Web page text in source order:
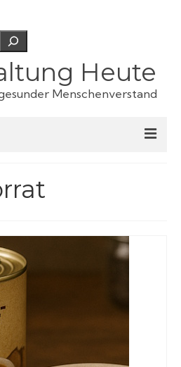
Heute
Menschenverstand